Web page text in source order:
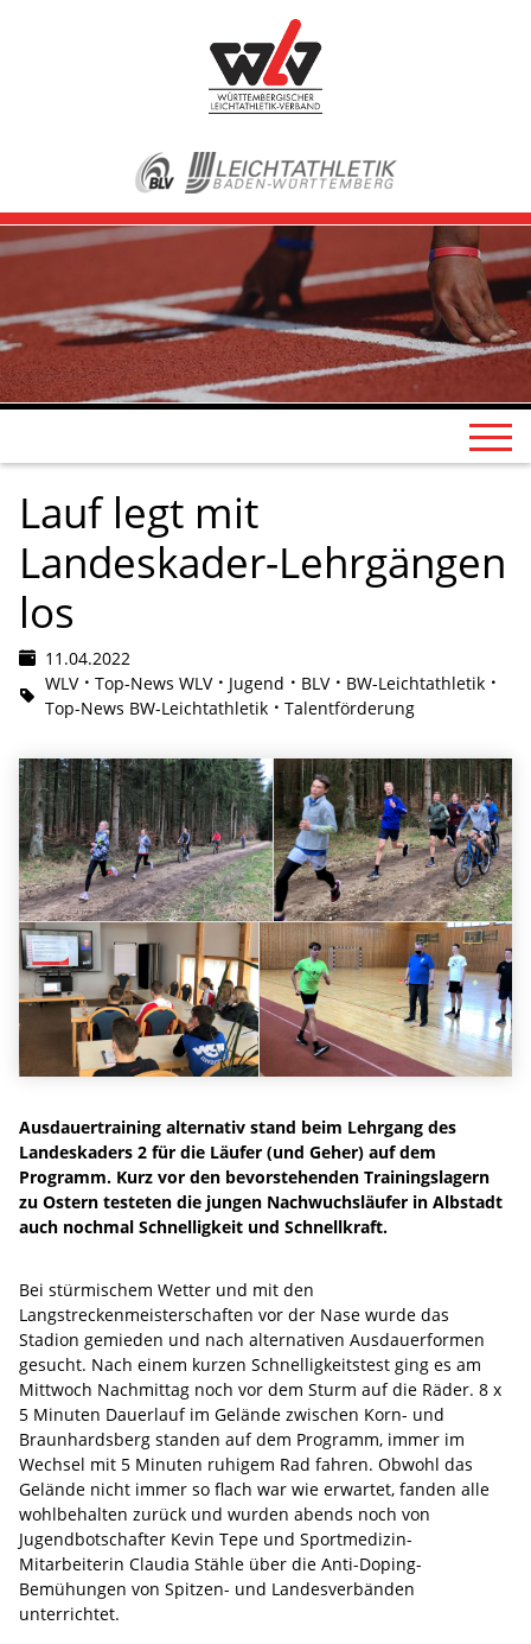
Lauf legt mit
Landeskader-Lehrgängen
los
11.04.2022
WLV
Top-News WLV Jugend BLV
BW-Leichtathletik
Top-News BW-Leichtathletik
Talentförderung
Ausdauertraining alternativ stand beim Lehrgang des
Landeskaders 2 für die Läufer (und Geher) auf dem
Programm. Kurz vor den bevorstehenden Trainingslagern
zu Ostern testeten die jungen Nachwuchsläufer in Albstadt
auch nochmal Schnelligkeit und Schnellkraft.
Bei stürmischem Wetter und mit den
Langstreckenmeisterschaften vor der Nase wurde das
Stadion gemieden und nach alternativen Ausdauerformen
gesucht. Nach einem kurzen Schnelligkeitstest ging es am
Mittwoch Nachmittag noch vor dem Sturm auf die Räder. 8 x
5 Minuten Dauerlauf im Gelände zwischen Korn- und
Braunhardsberg standen auf dem Programm, immer im
Wechsel mit 5 Minuten ruhigem Rad fahren. Obwohl das
Gelände nicht immer so flach war wie erwartet, fanden alle
wohlbehalten zurück und wurden abends noch von
Jugendbotschafter Kevin Tepe und Sportmedizin-
Mitarbeiterin Claudia Stähle über die Anti-Doping-
Bemühungen von Spitzen- und Landesverbänden
unterrichtet.